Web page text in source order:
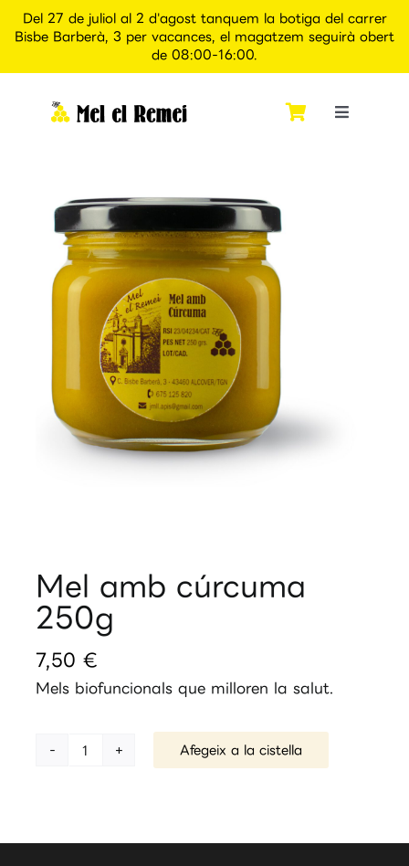
Del 27 de juliol al 2 d'agost tanquem la botiga del carrer
Bisbe Barberà, 3 per vacances, el magatzem seguirà obert
de 08:00-16:00.
content
Toggle
Qui som
Botiga
Apiexperience Alcover
Contacte
Mel amb cúrcuma
250g
7,50 €
Mels biofuncionals que milloren la salut.
quantitat
Afegeix a la cistella